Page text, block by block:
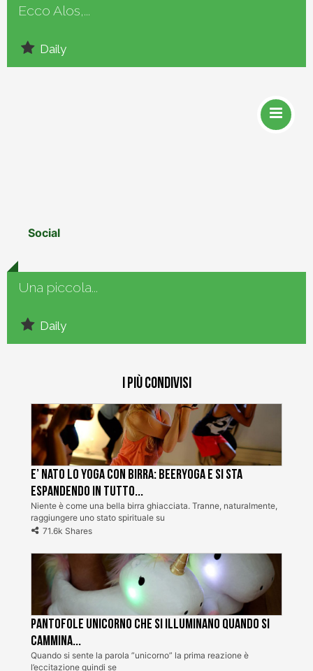
Ecco Alos,...
Daily
Una piccola...
Daily
Social
I più condivisi
E’ nato lo Yoga con Birra: BeerYoga e si sta
espandendo in tutto...
Niente è come una bella birra ghiacciata. Tranne, naturalmente,
raggiungere uno stato spirituale su
71.6k Shares
Pantofole unicorno che si illuminano quando si
cammina...
Quando si sente la parola ”unicorno” la prima reazione è
l’eccitazione quindi se